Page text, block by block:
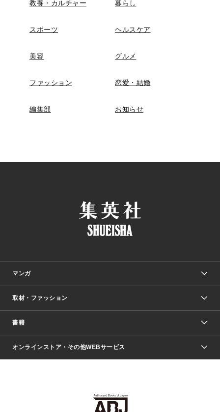
教養・カルチャー 暮らし
スポーツ ヘルスケア
美容 グルメ
ファッション 恋愛・結婚
編集部 お知らせ
マンガ
少年マンガ
Vジャンプ
週刊ヤングジャンプ
少女マンガ
取材・ファッション
Seventeen
芸能・情報・スポーツ
書籍
文芸・文庫・総合
ライトノベル・ノベライズ
オンラインストア・その他WEBサービス